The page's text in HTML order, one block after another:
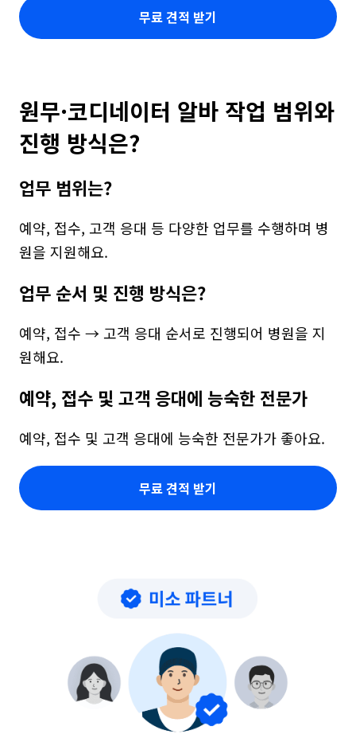
무료 견적 받기
원무·코디네이터 알바 작업 범위와
진행 방식은?
업무 범위는?
예약, 접수, 고객 응대 등 다양한 업무를 수행하며 병
원을 지원해요.
업무 순서 및 진행 방식은?
예약, 접수 → 고객 응대 순서로 진행되어 병원을 지
원해요.
예약, 접수 및 고객 응대에 능숙한 전문가
예약, 접수 및 고객 응대에 능숙한 전문가가 좋아요.
무료 견적 받기